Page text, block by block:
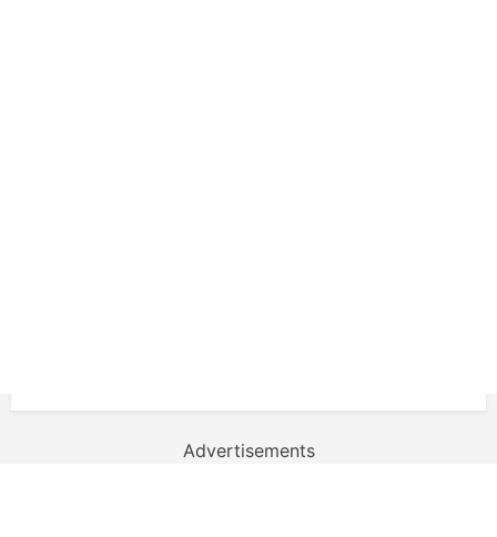
Advertisements